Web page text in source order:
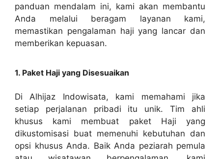
panduan mendalam ini, kami akan membantu
Anda melalui beragam layanan kami,
memastikan pengalaman haji yang lancar dan
memberikan kepuasan.
1. Paket Haji yang Disesuaikan
Di Alhijaz Indowisata, kami memahami jika
setiap perjalanan pribadi itu unik. Tim ahli
khusus kami membuat paket Haji yang
dikustomisasi buat memenuhi kebutuhan dan
opsi khusus Anda. Baik Anda peziarah pemula